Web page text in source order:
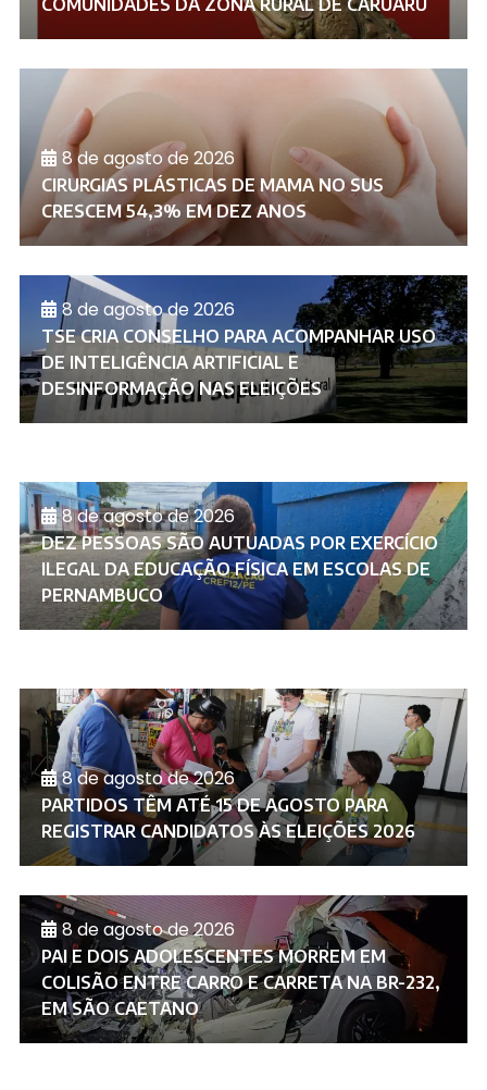
COMUNIDADES DA ZONA RURAL DE CARUARU
8 de agosto de 2026
CIRURGIAS PLÁSTICAS DE MAMA NO SUS
CRESCEM 54,3% EM DEZ ANOS
8 de agosto de 2026
TSE CRIA CONSELHO PARA ACOMPANHAR USO
DE INTELIGÊNCIA ARTIFICIAL E
DESINFORMAÇÃO NAS ELEIÇÕES
8 de agosto de 2026
DEZ PESSOAS SÃO AUTUADAS POR EXERCÍCIO
ILEGAL DA EDUCAÇÃO FÍSICA EM ESCOLAS DE
PERNAMBUCO
8 de agosto de 2026
PARTIDOS TÊM ATÉ 15 DE AGOSTO PARA
REGISTRAR CANDIDATOS ÀS ELEIÇÕES 2026
8 de agosto de 2026
PAI E DOIS ADOLESCENTES MORREM EM
COLISÃO ENTRE CARRO E CARRETA NA BR-232,
EM SÃO CAETANO